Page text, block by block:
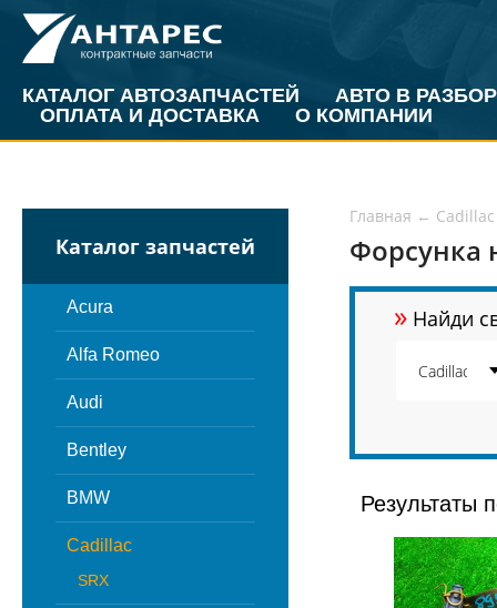
КАТАЛОГ АВТОЗАПЧАСТЕЙ
АВТО В РАЗБОР
ОПЛАТА И ДОСТАВКА
О КОМПАНИИ
Каталог запчастей
Acura
Alfa Romeo
Audi
Bentley
BMW
Cadillac
SRX
Главная ← Cadillac
Форсунка
» Найди
Результаты